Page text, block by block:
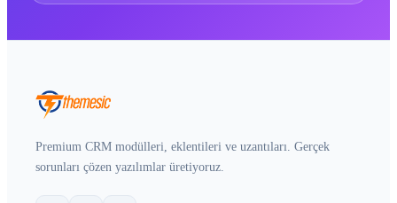
Premium CRM modülleri, eklentileri ve uzantıları. Gerçek
sorunları çözen yazılımlar üretiyoruz.